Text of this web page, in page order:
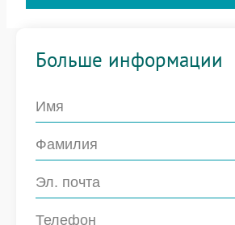
Больше информации